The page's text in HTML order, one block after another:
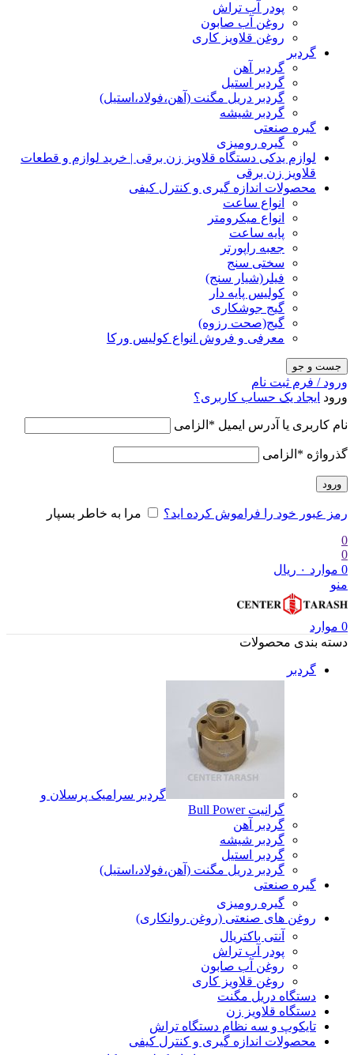
پودر آب تراش
روغن آب صابون
روغن قلاویز کاری
گردبر
گردبر آهن
گردبر استیل
گردبر دریل مگنت (آهن،فولاد،استیل)
گردبر شیشه
گیره صنعتی
گیره رومیزی
لوازم یدکی دستگاه قلاویز زن برقی | خرید لوازم و قطعات
قلاویز زن برقی
محصولات اندازه گیری و کنترل کیفی
انواع ساعت
انواع میکرومتر
پایه ساعت
جعبه راپورتر
سختی سنج
فیلر(شیار سنج)
کولیس پایه دار
گیج جوشکاری
گیج(صحت رزوه)
معرفی و فروش انواع کولیس ورکا
جست و جو
ورود / فرم ثبت نام
ورود ایجاد یک حساب کاربری؟
نام کاربری یا آدرس ایمیل * الزامی
گذرواژه * الزامی
ورود
رمز عبور خود را فراموش کرده اید؟
مرا به خاطر بسپار
0
0
0 موارد ۰ ریال
منو
0 موارد
دسته بندی محصولات
گردبر
گردبر سرامیک پرسلان و
گرانیت Bull Power
گردبر آهن
گردبر شیشه
گردبر استیل
گردبر دریل مگنت (آهن،فولاد،استیل)
گیره صنعتی
گیره رومیزی
روغن های صنعتی (روغن روانکاری)
آنتی باکتریال
پودر آب تراش
روغن آب صابون
روغن قلاویز کاری
دستگاه دریل مگنت
دستگاه قلاویز زن
تایکوپ و سه نظام دستگاه تراش
محصولات اندازه گیری و کنترل کیفی